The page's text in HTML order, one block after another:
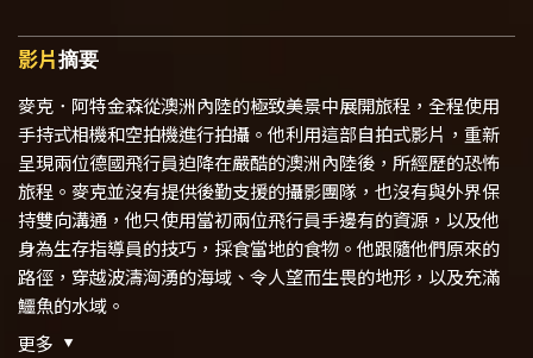
影片摘要
麥克．阿特金森從澳洲內陸的極致美景中展開旅程，全程使用
手持式相機和空拍機進行拍攝。他利用這部自拍式影片，重新
呈現兩位德國飛行員迫降在嚴酷的澳洲內陸後，所經歷的恐怖
旅程。麥克並沒有提供後勤支援的攝影團隊，也沒有與外界保
持雙向溝通，他只使用當初兩位飛行員手邊有的資源，以及他
身為生存指導員的技巧，採食當地的食物。他跟隨他們原來的
路徑，穿越波濤洶湧的海域、令人望而生畏的地形，以及充滿
鱷魚的水域。
更多